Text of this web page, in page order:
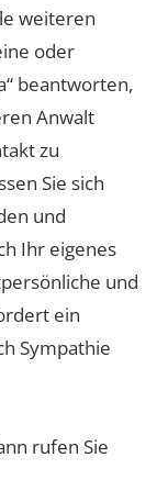
weiteren
oder
beantworten,
Anwalt
zu
Sie sich
und
Ihr eigenes
und
ein
Sympathie
rufen Sie